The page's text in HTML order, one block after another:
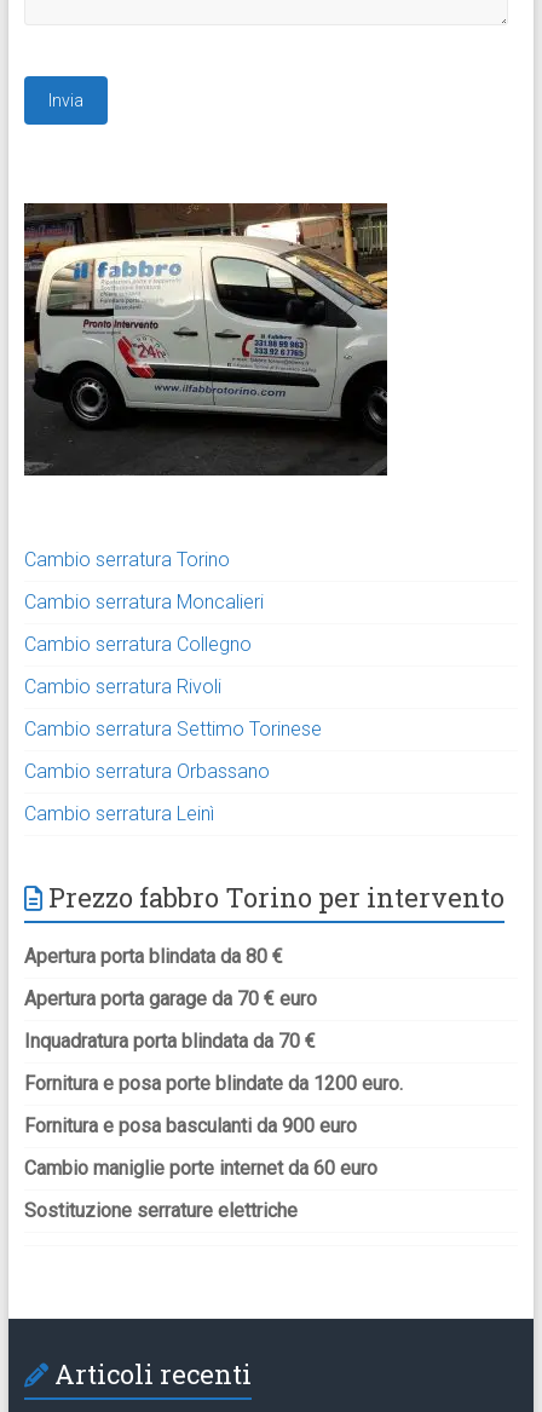
Cambio serratura Torino
Cambio serratura Moncalieri
Cambio serratura Collegno
Cambio serratura Rivoli
Cambio serratura Settimo Torinese
Cambio serratura Orbassano
Cambio serratura Leinì
Prezzo fabbro Torino per intervento
Apertura porta blindata da 80 €
Apertura porta garage da 70 € euro
Inquadratura porta blindata da 70 €
Fornitura e posa porte blindate da 1200 euro.
Fornitura e posa basculanti da 900 euro
Cambio maniglie porte internet da 60 euro
Sostituzione serrature elettriche
Articoli recenti